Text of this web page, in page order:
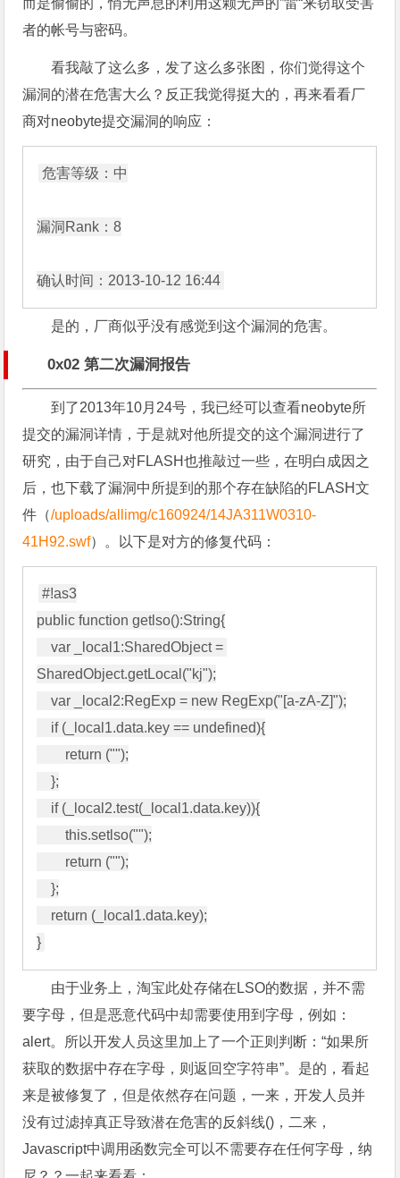
者的帐号与密码。
看我敲了这么多，发了这么多张图，你们觉得这个
漏洞的潜在危害大么？反正我觉得挺大的，再来看看厂
商对neobyte提交漏洞的响应：
危害等级：中
漏洞Rank：8
是的，厂商似乎没有感觉到这个漏洞的危害。
0x02 第二次漏洞报告
到了2013年10月24号，我已经可以查看neobyte所
提交的漏洞详情，于是就对他所提交的这个漏洞进行了
研究，由于自己对FLASH也推敲过一些，在明白成因之
后，也下载了漏洞中所提到的那个存在缺陷的FLASH文
件（/uploads/allimg/c160924/14JA311W0310-
41H92.swf）。以下是对方的修复代码：
#!as3
public function getlso():String{
    var _local1:SharedObject =
SharedObject.getLocal("kj");
    var _local2:RegExp = new RegExp("[a-zA-Z]");
    };
        this.setlso("");
    };
由于业务上，淘宝此处存储在LSO的数据，并不需
要字母，但是恶意代码中却需要使用到字母，例如：
alert。所以开发人员这里加上了一个正则判断：“如果所
获取的数据中存在字母，则返回空字符串”。是的，看起
来是被修复了，但是依然存在问题，一来，开发人员并
没有过滤掉真正导致潜在危害的反斜线()，二来，
Javascript中调用函数完全可以不需要存在任何字母，纳